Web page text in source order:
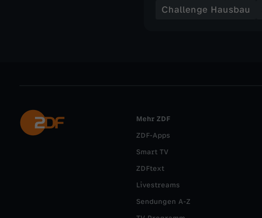
Challenge Hausbau
Mehr ZDF
ZDF-Apps
Smart TV
ZDFtext
Livestreams
Sendungen A-Z